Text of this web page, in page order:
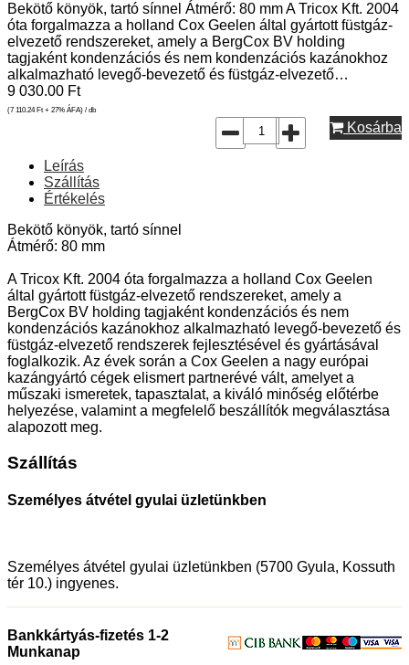
Bekötő könyök, tartó sínnel Átmérő: 80 mm A Tricox Kft. 2004
óta forgalmazza a holland Cox Geelen által gyártott füstgáz-
elvezető rendszereket, amely a BergCox BV holding
tagjaként kondenzációs és nem kondenzációs kazánokhoz
alkalmazható levegő-bevezető és füstgáz-elvezető…
9 030.00 Ft
(7 110.24 Ft + 27% ÁFA) / db
Kosárba
Leírás
Szállítás
Értékelés
Bekötő könyök, tartó sínnel
Átmérő: 80 mm
A Tricox Kft. 2004 óta forgalmazza a holland Cox Geelen
által gyártott füstgáz-elvezető rendszereket, amely a
BergCox BV holding tagjaként kondenzációs és nem
kondenzációs kazánokhoz alkalmazható levegő-bevezető és
füstgáz-elvezető rendszerek fejlesztésével és gyártásával
foglalkozik. Az évek során a Cox Geelen a nagy európai
kazángyártó cégek elismert partnerévé vált, amelyet a
műszaki ismeretek, tapasztalat, a kiváló minőség előtérbe
helyezése, valamint a megfelelő beszállítók megválasztása
alapozott meg.
Szállítás
Személyes átvétel gyulai üzletünkben
Személyes átvétel gyulai üzletünkben (5700 Gyula, Kossuth
tér 10.) ingyenes.
Bankkártyás-fizetés 1-2
Munkanap